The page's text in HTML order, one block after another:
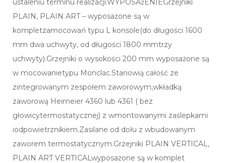
ustaleniu terminu realizacji.WYPOSAżENIEGrzejniki
PLAIN, PLAIN ART – wyposażone są w
kompletzamocowań typu L konsole(do długości 1600
mm dwa uchwyty, od długości 1800 mmtrzy
uchwyty).Grzejniki o wysokości 200 mm wyposażone są
w mocowanietypu Monclac.Stanowią całość ze
zintegrowanym zespołem zaworowym,wkładką
zaworową Heimeier 4360 lub 4361 ( bez
głowicytermostatycznej) z wmontowanymi zaślepkami
iodpowietrznikiem.Zasilane od dołu z wbudowanym
zaworem termostatycznym.Grzejniki PLAIN VERTICAL,
PLAIN ART VERTICALwyposażone są w komplet